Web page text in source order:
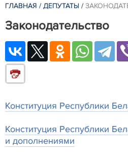
ГЛАВНАЯ / ДЕПУТАТЫ /
Законодательство
Конституция Республики
Конституция Республики
и дополнениями